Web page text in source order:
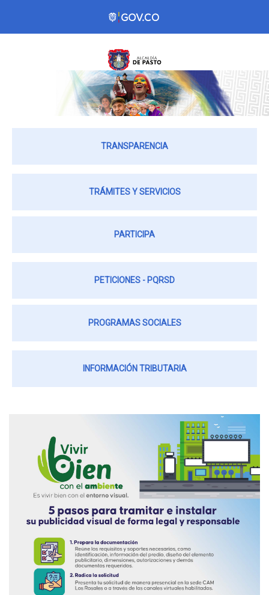
TRANSPARENCIA
TRÁMITES Y SERVICIOS
PARTICIPA
PETICIONES - PQRSD
PROGRAMAS SOCIALES
INFORMACIÓN TRIBUTARIA